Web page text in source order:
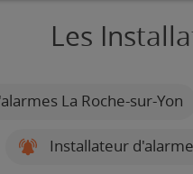
Les
La Roche-sur-Yon
Installateur